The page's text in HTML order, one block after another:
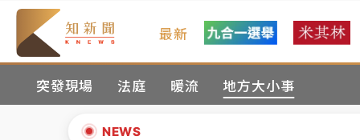
最新
突發現場 法庭 暖流 地方大小事
NEWS
暑假過三周才推「E宿新北打卡趣」！抽獎
中信慈善基金會想增加董事人數！辜仲諒向